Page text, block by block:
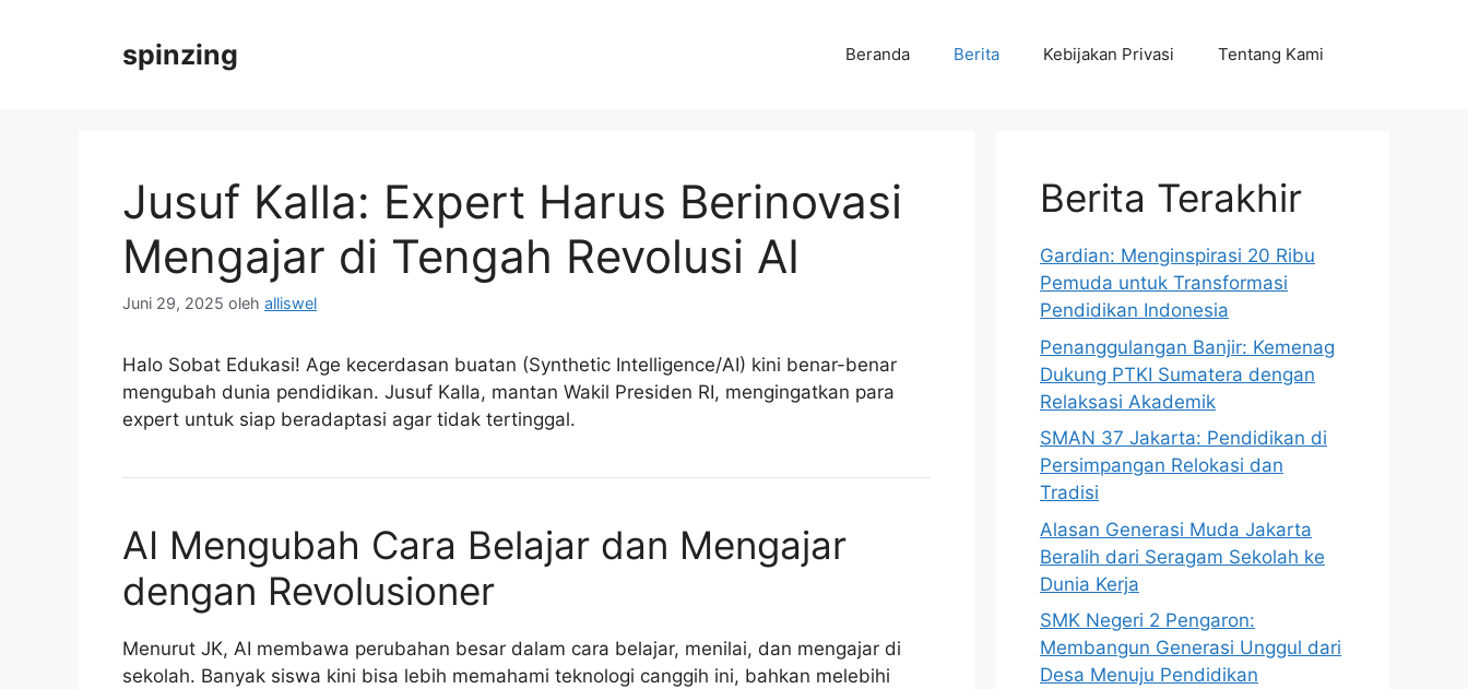
spinzing Beranda Berita Kebijakan Privasi Tentang Kami
Jusuf Kalla: Expert Harus Berinovasi
Mengajar di Tengah Revolusi AI
Juni 29, 2025 oleh alliswel
Halo Sobat Edukasi! Age kecerdasan buatan (Synthetic Intelligence/AI) kini benar-benar
mengubah dunia pendidikan. Jusuf Kalla, mantan Wakil Presiden RI, mengingatkan para
expert untuk siap beradaptasi agar tidak tertinggal.
AI Mengubah Cara Belajar dan Mengajar
dengan Revolusioner
Menurut JK, AI membawa perubahan besar dalam cara belajar, menilai, dan mengajar di
sekolah. Banyak siswa kini bisa lebih memahami teknologi canggih ini, bahkan melebihi
Berita Terakhir
Gardian: Menginspirasi 20 Ribu
Pemuda untuk Transformasi
Pendidikan Indonesia
Penanggulangan Banjir: Kemenag
Dukung PTKI Sumatera dengan
Relaksasi Akademik
SMAN 37 Jakarta: Pendidikan di
Persimpangan Relokasi dan
Tradisi
Alasan Generasi Muda Jakarta
Beralih dari Seragam Sekolah ke
Dunia Kerja
SMK Negeri 2 Pengaron:
Membangun Generasi Unggul dari
Desa Menuju Pendidikan